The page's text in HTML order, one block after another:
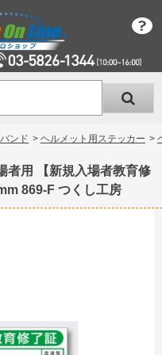
ンド > ヘルメット用ステッカー >
者用 【新規入場者教育修
869-F つくし工房